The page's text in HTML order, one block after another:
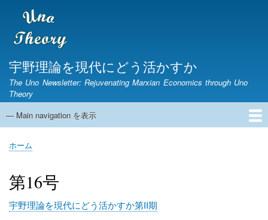
ン
テ
ン
移
宇野理論を現代にどう活かすか
The Uno Newsletter: Rejuvenating Marxian Economics through Uno
Theory
Main
— Main navigation を表示
ホーム
ニュースレター
宇野弘蔵没後30年研究集会
第1期ニュースレター
English Page
パ
く
ず
ホーム
第16号
宇野理論を現代にどう活かすか第II期